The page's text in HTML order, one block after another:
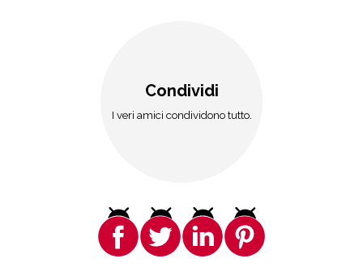
Condividi
I veri amici condividono tutto.